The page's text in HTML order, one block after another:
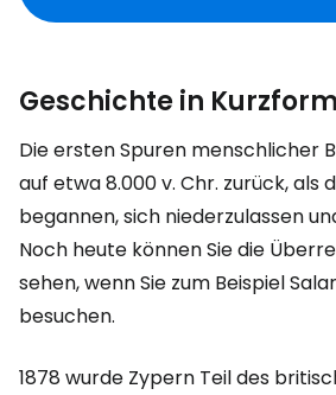
Geschichte in Kurzform
Die ersten Spuren menschlicher
auf etwa 8.000 v. Chr. zurück, als
begannen, sich niederzulassen
Noch heute können Sie die
sehen, wenn Sie zum Beispiel
besuchen.
1878 wurde Zypern Teil des